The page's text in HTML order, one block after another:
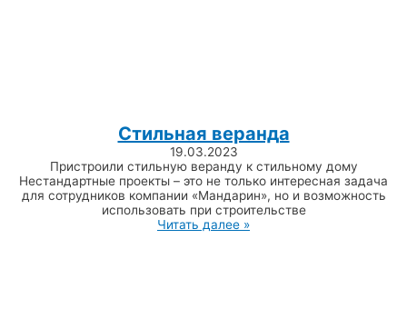
Стильная веранда
19.03.2023
Пристроили стильную веранду к стильному дому
Нестандартные проекты – это не только интересная задача
для сотрудников компании «Мандарин», но и возможность
использовать при строительстве
Читать далее »